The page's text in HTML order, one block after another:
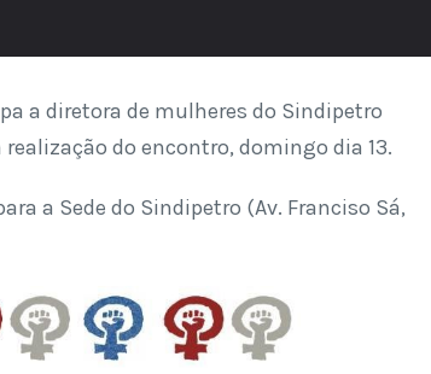
a diretora de mulheres do Sindipetro
do encontro, domingo dia 13.
a Sede do Sindipetro (Av. Franciso Sá,